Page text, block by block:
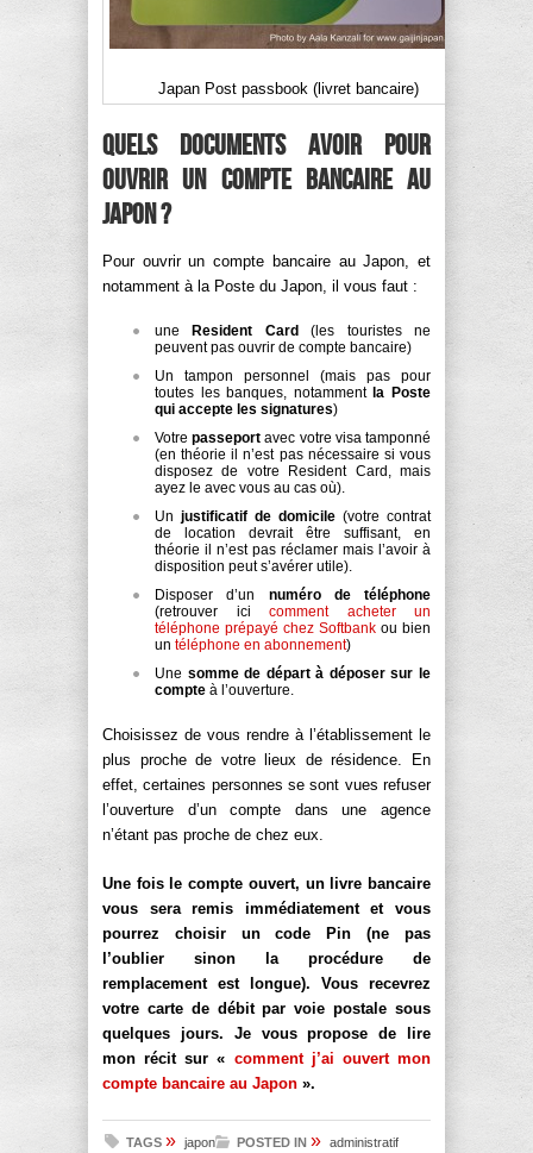
Japan Post passbook (livret bancaire)
Quels documents avoir pour
ouvrir un compte bancaire au
Japon ?
Pour ouvrir un compte bancaire au Japon, et
notamment à la Poste du Japon, il vous faut :
une Resident Card
(les touristes ne
peuvent pas ouvrir de compte bancaire)
Un tampon personnel (mais pas pour
toutes les banques, notamment la Poste
qui accepte les signatures)
Votrepasseport avec votre visa tamponné
(en théorie il n’est pas nécessaire si vous
disposez de votre Resident Card, mais
ayez le avec vous au cas où).
Un justificatif de domicile (votre contrat
de location devrait être suffisant, en
théorie il n’est pas réclamer mais l’avoir à
disposition peut s’avérer utile).
Disposer d’un numéro de téléphone
(retrouver ici comment acheter un
téléphone prépayé chez Softbank ou bien
un téléphone en abonnement)
Une somme de départ à déposer sur le
compte à l’ouverture.
Choisissez de vous rendre à l’établissement le
plus proche de votre lieux de résidence. En
effet, certaines personnes se sont vues refuser
l’ouverture d’un compte dans une agence
n’étant pas proche de chez eux.
Une fois le compte ouvert, un livre bancaire
vous sera remis immédiatement et vous
pourrez choisir un code Pin (ne pas
l’oublier sinon la procédure de
remplacement est longue). Vous recevrez
votre carte de débit par voie postale sous
quelques jours. Je vous propose de lire
mon récit sur « comment j’ai ouvert mon
compte bancaire au Japon ».
TAGS » japon POSTED IN » administratif